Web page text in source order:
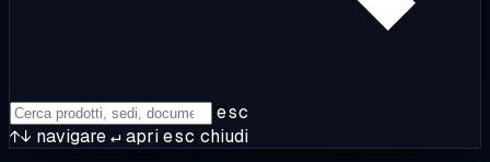
esc
↑↓ navigare↵apriesc chiudi